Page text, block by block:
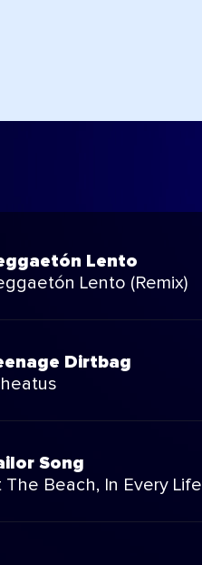
Lento
Lento (Remix)
Dirtbag
Song
The Beach, In Every Life